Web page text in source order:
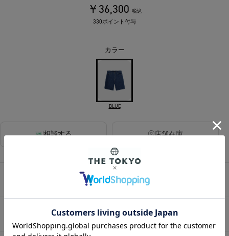
￥36,300 税込
330ポイント付与
カラー
BLUE
相談する 店舗在庫
アイテム説明